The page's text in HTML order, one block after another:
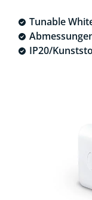
Tunable
IP20/